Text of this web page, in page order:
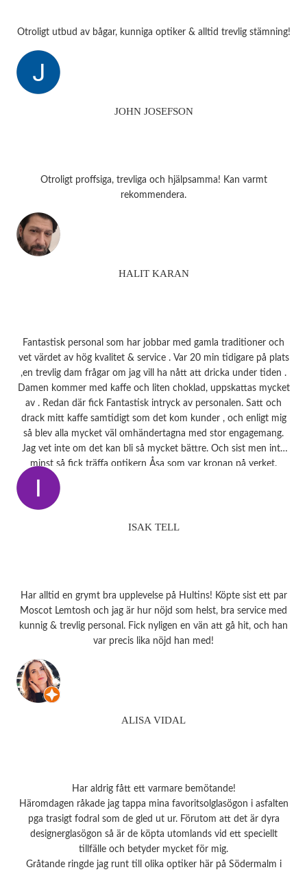
Otroligt utbud av bågar, kunniga optiker & alltid trevlig stämning!
JOHN JOSEFSON
Otroligt proffsiga, trevliga och hjälpsamma! Kan varmt
rekommendera.
HALIT KARAN
Fantastisk personal som har jobbar med gamla traditioner och
vet värdet av hög kvalitet & service . Var 20 min tidigare på plats
,en trevlig dam frågar om jag vill ha nått att dricka under tiden .
Damen kommer med kaffe och liten choklad, uppskattas mycket
av . Redan där fick Fantastisk intryck av personalen. Satt och
drack mitt kaffe samtidigt som det kom kunder , och enligt mig
så blev alla mycket väl omhändertagna med stor engagemang.
Jag vet inte om det kan bli så mycket bättre. Och sist men inte
minst så fick träffa optikern Åsa som var kronan på verket.
ISAK TELL
Har alltid en grymt bra upplevelse på Hultins! Köpte sist ett par
Moscot Lemtosh och jag är hur nöjd som helst, bra service med
kunnig & trevlig personal. Fick nyligen en vän att gå hit, och han
var precis lika nöjd han med!
ALISA VIDAL
Har aldrig fått ett varmare bemötande!
Häromdagen råkade jag tappa mina favoritsolglasögon i asfalten
pga trasigt fodral som de gled ut ur. Förutom att det är dyra
designerglasögon så är de köpta utomlands vid ett speciellt
tillfälle och betyder mycket för mig.
Gråtande ringde jag runt till olika optiker här på Södermalm i